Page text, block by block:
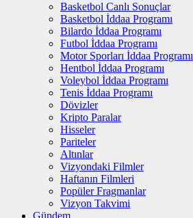
Basketbol Canlı Sonuçlar
Basketbol İddaa Programı
Bilardo İddaa Programı
Futbol İddaa Programı
Motor Sporları İddaa Programı
Hentbol İddaa Programı
Voleybol İddaa Programı
Tenis İddaa Programı
Dövizler
Kripto Paralar
Hisseler
Pariteler
Altınlar
Vizyondaki Filmler
Haftanın Filmleri
Popüler Fragmanlar
Vizyon Takvimi
Gündem